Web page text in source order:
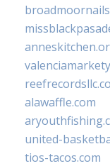
alawaffle.com
united-
tios-tacos.com